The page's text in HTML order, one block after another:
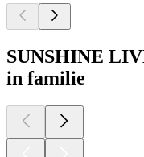
SUNSHINE
in familie